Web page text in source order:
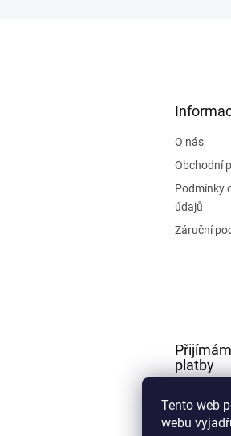
Tento web
webu
O nás
Obchodní
Podmínky
údajů
Záruční
platby